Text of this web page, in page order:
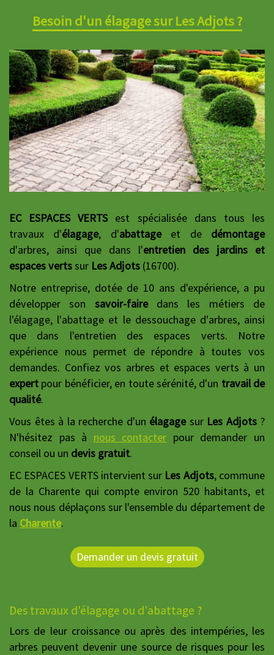
Besoin d'un élagage sur Les Adjots ?
EC ESPACES VERTSest spécialisée dans tous les
travaux d'élagage, d'abattageet de démontage
d'arbres, ainsi que dans l'entretien des jardins et
espaces vertssur Les Adjots (16700).
Notre entreprise, dotée de 10 ans d'expérience, a pu
développer son savoir-fairedans les métiers de
l'élagage, l'abattage et le dessouchage d'arbres, ainsi
que dans l'entretien des espaces verts. Notre
expérience nous permet de répondre à toutes vos
demandes. Confiez vos arbres et espaces verts à un
expert pour bénéficier, en toute sérénité, d'un travail de
qualité.
Vous êtes à la recherche d'un élagagesur Les Adjots?
N'hésitez pas à nous contacter pour demander un
conseil ou un devis gratuit.
EC ESPACES VERTS intervient sur Les Adjots, commune
de la Charente qui compte environ 520 habitants, et
nous nous déplaçons sur l'ensemble du département de
la Charente.
Demander un devis gratuit
Des travaux d'élagage ou d'abattage ?
Lors de leur croissance ou après des intempéries, les
arbres peuvent devenir une source de risques pour les